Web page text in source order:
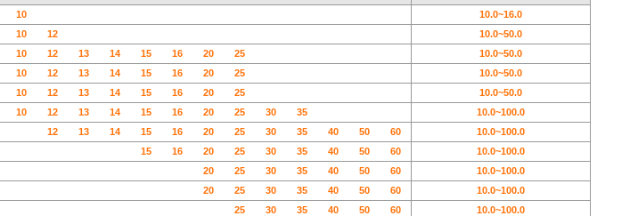
10
10.0~16.0
10 12
10.0~50.0
10 12 13 14 15 16 20 25
10.0~50.0
10 12 13 14 15 16 20 25
10.0~50.0
10 12 13 14 15 16 20 25
10.0~50.0
10 12 13 14 15 16 20 25 30 35
10.0~100.0
12 13 14 15 16 20 25 30 35 40 50 60
10.0~100.0
15 16 20 25 30 35 40 50 60
10.0~100.0
20 25 30 35 40 50 60
10.0~100.0
20 25 30 35 40 50 60
10.0~100.0
25 30 35 40 50 60
10.0~100.0